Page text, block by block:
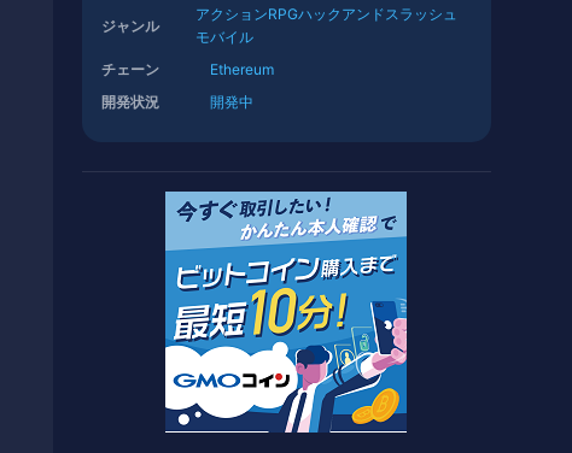
ジャンル
アクションRPGハックアンドスラッシュ
モバイル
チェーン
Ethereum
開発状況
開発中